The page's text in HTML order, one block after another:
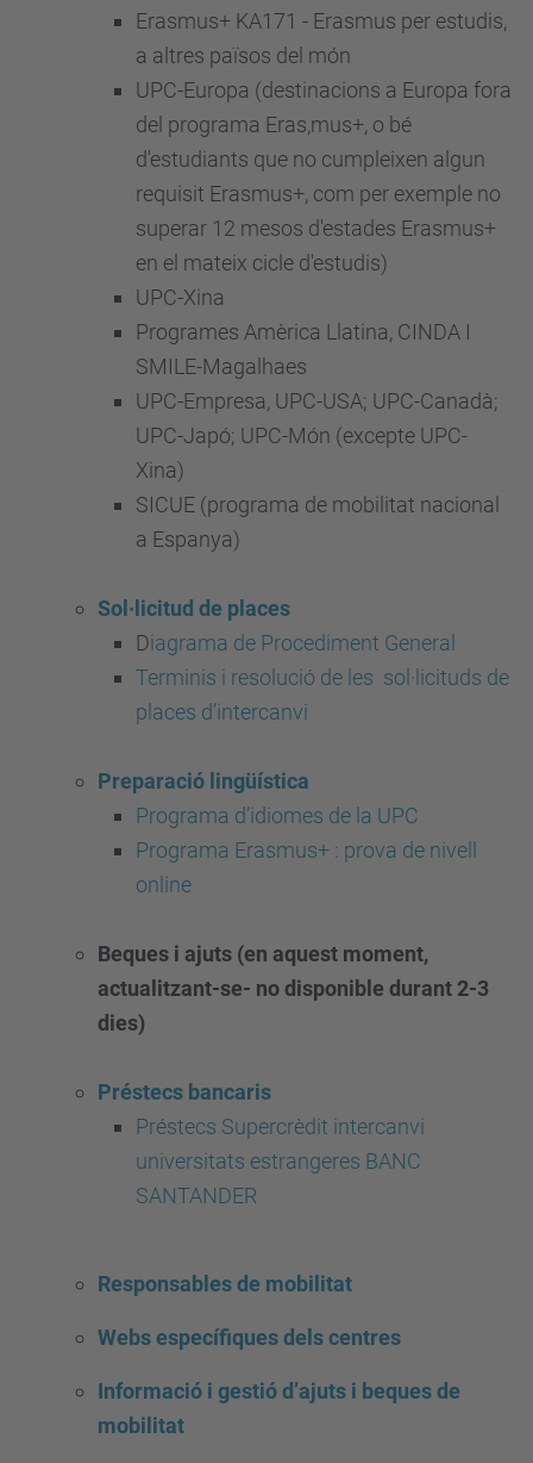
Erasmus+ KA171 - Erasmus per estudis,
a altres països del món
UPC-Europa (destinacions a Europa fora
del programa Eras,mus+, o bé
d'estudiants que no cumpleixen algun
requisit Erasmus+, com per exemple no
superar 12 mesos d'estades Erasmus+
en el mateix cicle d'estudis)
UPC-Xina
Programes Amèrica Llatina, CINDA I
SMILE-Magalhaes
UPC-Empresa, UPC-USA; UPC-Canadà;
UPC-Japó; UPC-Món (excepte UPC-
Xina)
SICUE (programa de mobilitat nacional
a Espanya)
Sol·licitud de places
Diagrama de Procediment General
Terminis i resolució de les sol·licituds de
places d’intercanvi
Preparació lingüística
Programa d’idiomes de la UPC
Programa Erasmus+ : prova de nivell
online
Beques i ajuts (en aquest moment,
actualitzant-se- no disponible durant 2-3
dies)
Préstecs bancaris
Préstecs Supercrèdit intercanvi
universitats estrangeres BANC
SANTANDER
Responsables de mobilitat
Webs específiques dels centres
Informació i gestió d’ajuts i beques de
mobilitat